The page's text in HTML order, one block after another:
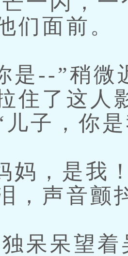
们面前。
--”稍微
住了这人
儿子，你
，是我
，声音颤
呆呆望着